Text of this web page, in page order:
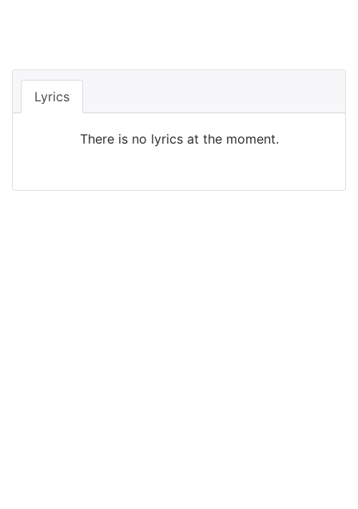
Lyrics
There is no lyrics at the moment.